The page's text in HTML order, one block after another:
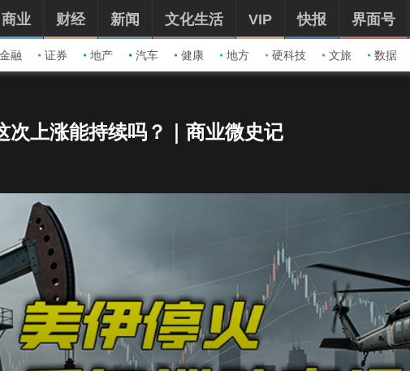
金融 证券 地产 汽车 健康 地方 硬科技 文旅 数据
商业 财经 新闻 文化生活 VIP 快报 界面号
次上涨能持续吗？｜商业微史记